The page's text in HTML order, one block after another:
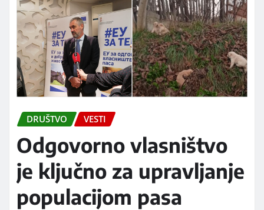
DRUŠTVO VESTI
Odgovorno vlasništvo
je ključno za upravljanje
populacijom pasa